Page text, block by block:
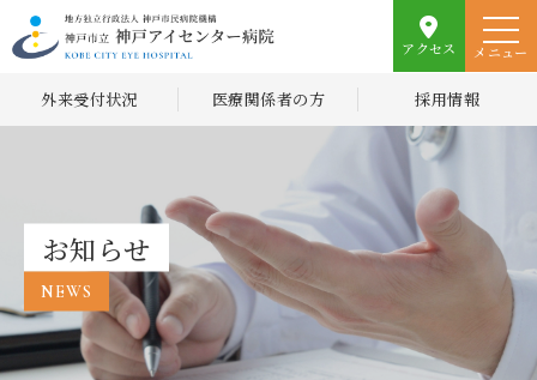
アクセス メニュー
外来受付状況 医療関係者の方 採用情報
お知らせ
NEWS